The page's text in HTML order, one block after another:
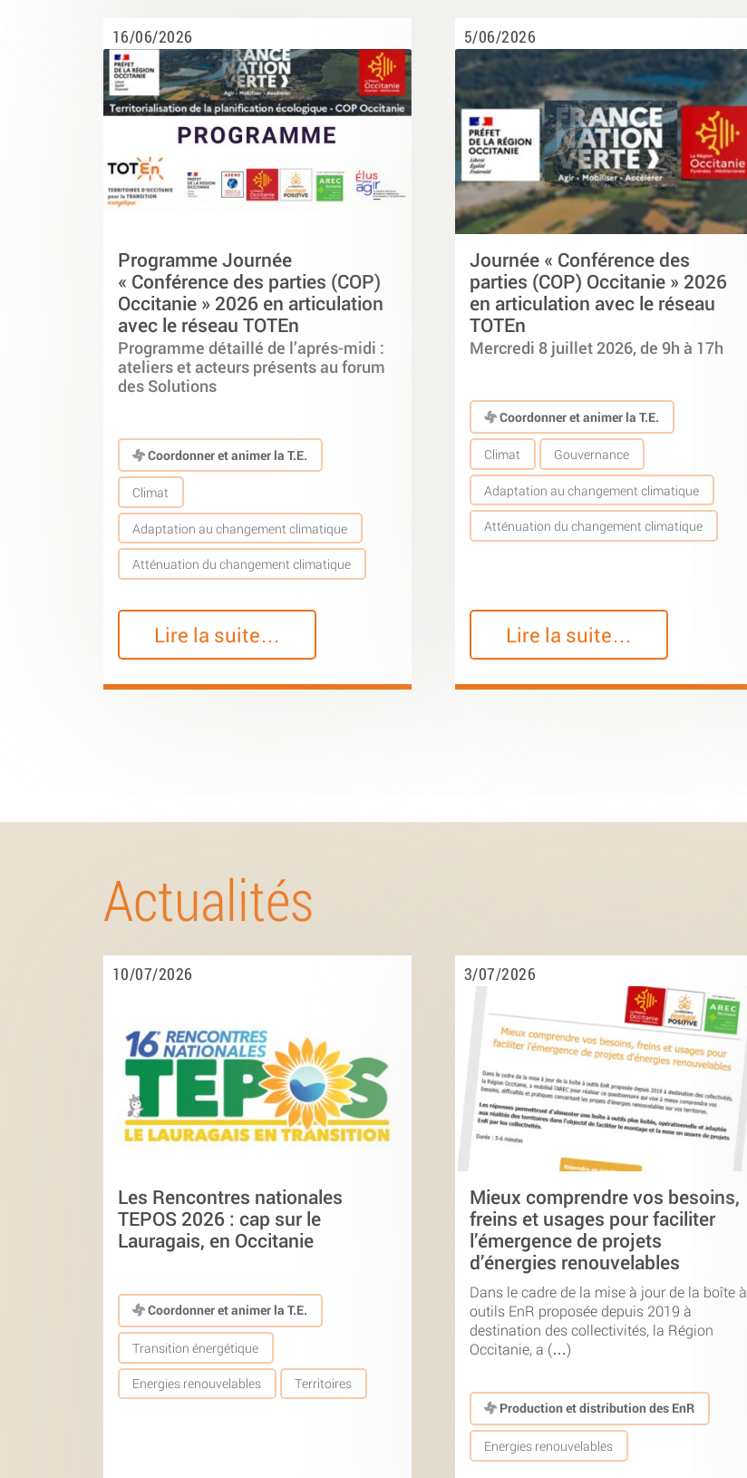
16/06/2026
Programme Journée
« Conférence des parties (COP)
Occitanie » 2026 en articulation
avec le réseau TOTEn
Programme détaillé de l’aprés-midi :
ateliers et acteurs présents au forum
des Solutions
Coordonner et animer la T.E.
Climat
Adaptation au changement climatique
Atténuation du changement climatique
Lire la suite…
5/06/2026
Journée « Conférence des
parties (COP) Occitanie » 2026
en articulation avec le réseau
TOTEn
Mercredi 8 juillet 2026, de 9h à 17h
Coordonner et animer la T.E.
Climat Gouvernance
Adaptation au changement climatique
Atténuation du changement climatique
Lire la suite…
Actualités
10/07/2026
Les Rencontres nationales
TEPOS 2026 : cap sur le
Lauragais, en Occitanie
Coordonner et animer la T.E.
Transition énergétique
Energies renouvelables Territoires
3/07/2026
Mieux comprendre vos besoins,
freins et usages pour faciliter
l’émergence de projets
d’énergies renouvelables
Dans le cadre de la mise à jour de la boîte à
outils EnR proposée depuis 2019 à
destination des collectivités, la Région
Occitanie, a (…)
Production et distribution des EnR
Energies renouvelables